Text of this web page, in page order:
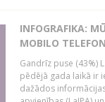
INFOGRAFIKA:
MOBILO
Gandrīz puse (43%)
pēdējā gada laikā ir
dažādos